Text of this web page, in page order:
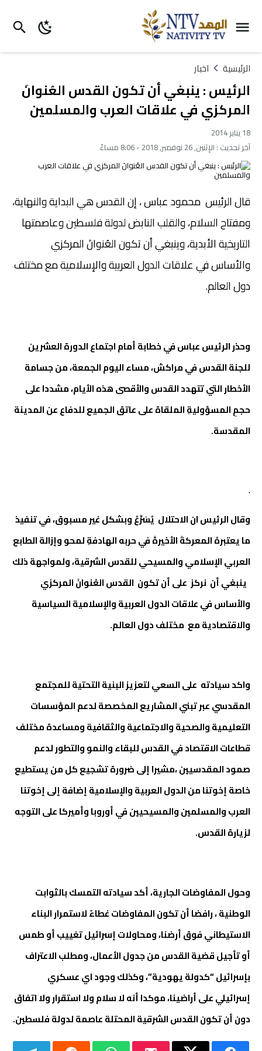
الرئيسية اخبار
الرئيس : ينبغي أن تكون القدس العُنوانَ
المركزي في علاقات العرب والمسلمين
18 يناير 2014
آخر تحديث : الإثنين, 26 نوفمبر, 2018 - 8:06 مساءً
قال الرئيس محمود عباس ، إن القدس هي البداية والنهاية،
ومفتاح السلام، والقلب النابض لدولة فلسطين وعاصمتها
التاريخية الأبدية، وينبغي أن تكون العُنوانَ المركزي
والأساس في علاقات الدول العربية والإسلامية مع مختلف
دول العالم.
وحذر الرئيس عباس في خطابة أمام اجتماع الدورة العشرين
للجنة القدس في مراكش، مساء اليوم الجمعة، من جسامة
الأخطار التي تتهدد القدس والأقصى هذه الأيام، مشددا على
حجمِ المسؤوليةِ الملقاة على عاتق الجميع للدفاع عن المدينة
المقدسة.
.
وقال الرئيس ان الاحتلال يُسَرِّعُ وبشكل غير مسبوق، في تنفيذ
ما يعتبرهُ المعركةَ الأخيرةَ في حربه الهادفةِ لمحو وإزالة الطابع
العربي الإسلامي والمسيحي للقدس الشرقية، ولمواجهة ذلك
ينبغي أن نركز على أن تكون القدس العُنوانَ المركزي
والأساس في علاقات الدول العربية والإسلامية السياسية
والاقتصادية مع مختلف دول العالم.
واكد سيادته على السعي لتعزيز البنية التحتية للمجتمع
المقدسي عبر تبني المشاريع المخصصة لدعم المؤسسات
التعليمية والصحية والاجتماعية والثقافية ومساعدة مختلف
قطاعات الاقتصاد في القدس للبقاء والنمو والتطور لدعم
صمود المقدسيين ،مشيرا إلى ضرورة تشجيع كل من يستطيع
خاصة إخوتنا من الدول العربية والإسلامية إضافة إلى إخوتنا
العرب والمسلمين والمسيحيين في أوروبا وأميركا على التوجه
لزيارة القدس.
وحول المفاوضات الجارية، أكد سيادته التمسك بالثوابت
الوطنية ، رافضا أن تكون المفاوضات غطاءً لاستمرار البناء
الاستيطاني فوق أرضنا، ومحاولات إسرائيل تغييب أو طمس
أو تأجيل قضية القدس من جدول الأعمال، ومطلب الاعتراف
بإسرائيل “كدولة يهودية”، وكذلك وجود اي عسكري
إسرائيلي على أراضينا، موكدا أنه لا سلام ولا استقرار ولا اتفاق
دون أن تكون القدس الشرقية المحتلة عاصمة لدولة فلسطين.